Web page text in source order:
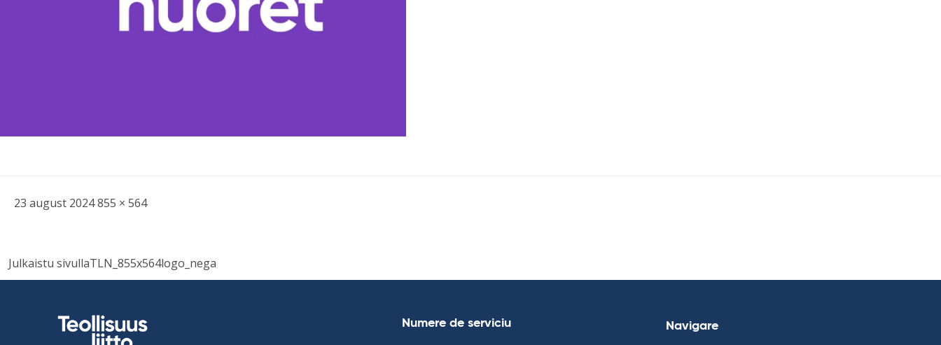
Kirjoitettu
23 august 2024Täysikokoinen
855 × 564
Navigare
articole
Julkaistu sivullaTLN_855x564logo_nega
Numere de serviciu Navigare